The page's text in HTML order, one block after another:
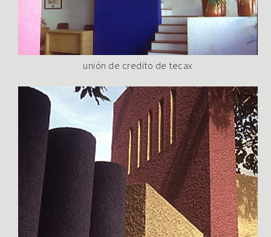
unión de credito de tecax